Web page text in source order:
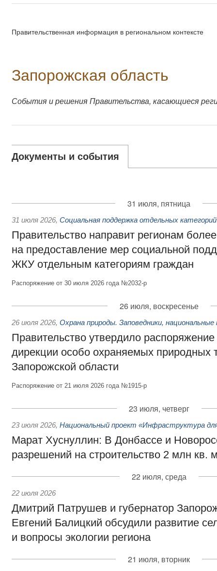
Правительственная информация в региональном контексте
Запорожская область
События и решения Правительства, касающиеся
Документы и события
31 июля, пятница
31 июля 2026, Социальная поддержка отдельных
Правительство направит регионам
на предоставление мер социальной
ЖКУ отдельным категориям граждан
Распоряжение от 30 июля 2026 года №2032-р
26 июля, воскресенье
26 июля 2026, Охрана природы. Заповедники, национальные
Правительство утвердило
дирекции особо охраняемых природных
Запорожской области
Распоряжение от 21 июля 2026 года №1915-р
23 июля, четверг
23 июля 2026, Национальный проект «Инфраструктура
Марат Хуснуллин: В Донбассе и
разрешений на строительство 2 млн кв.
22 июля, среда
22 июля 2026
Дмитрий Патрушев и губернатор
Евгений Балицкий обсудили развитие
и вопросы экологии региона
21 июля, вторник